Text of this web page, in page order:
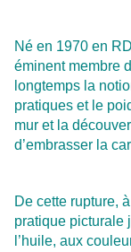
Né en 1970 en
éminent membre
longtemps la
pratiques et le
mur et la
d’embrasser la
De cette rupture,
pratique picturale
l’huile, aux